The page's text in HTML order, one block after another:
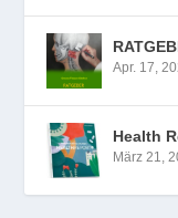
Apr. 17,
Health
März 21,